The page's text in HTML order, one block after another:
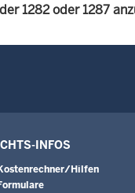
1282 oder 1287
INFOS
Hilfen